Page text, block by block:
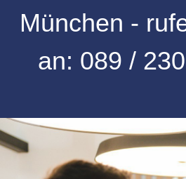
München -
an: 089 /